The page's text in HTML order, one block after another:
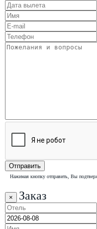
Нажимая кнопку отправить, Вы
× Заказ